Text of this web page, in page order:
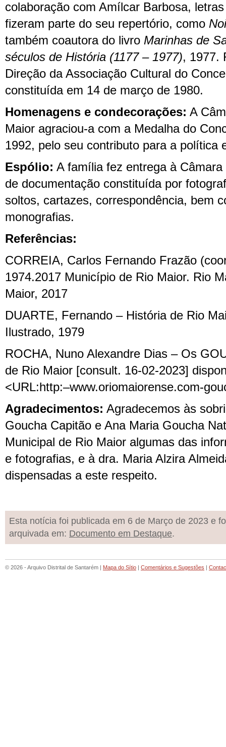
colaboração com Amílcar Barbosa, letras
fizeram parte do seu repertório, como
também coautora do livro Marinhas de
séculos de História (1177 – 1977), 1977.
Direção da Associação Cultural do
constituída em 14 de março de 1980.
Homenagens e condecorações: A
Maior agraciou-acom a Medalha do
1992, pelo seu contributo para a política
Espólio: A família fez entrega à
de documentação constituída por
soltos, cartazes, correspondência, bem
monografias.
Referências:
CORREIA, Carlos Fernando Frazão
1974.2017 Município de Rio Maior. Rio
Maior, 2017
DUARTE, Fernando – História de Rio
Ilustrado, 1979
ROCHA, Nuno Alexandre Dias –Os
de Rio Maior [consult. 16-02-2023]
<URL:http:–www.oriomaiorense.com-
Agradecimentos: Agradecemos às
Goucha Capitão e Ana Maria Goucha
Municipal de Rio Maior algumas das
e fotografias, e à dra. Maria Alzira
dispensadas a este respeito.
Esta notícia foi publicada em 6 de Março de 2023 e
arquivada em: Documento em Destaque.
© 2026 - Arquivo Distrital de Santarém | Mapa do Sítio | Comentários e Sugestões |